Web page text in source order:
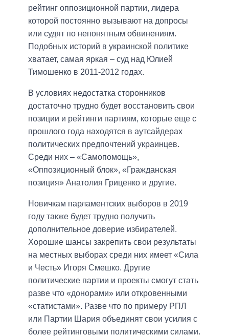
рейтинг оппозиционной партии, лидера
которой постоянно вызывают на допросы
или судят по непонятным обвинениям.
Подобных историй в украинской политике
хватает, самая яркая – суд над Юлией
Тимошенко в 2011-2012 годах.
В условиях недостатка сторонников
достаточно трудно будет восстановить свои
позиции и рейтинги партиям, которые еще с
прошлого года находятся в аутсайдерах
политических предпочтений украинцев.
Среди них – «Самопомощь»,
«Оппозиционный блок», «Гражданская
позиция» Анатолия Гриценко и другие.
Новичкам парламентских выборов в 2019
году также будет трудно получить
дополнительное доверие избирателей.
Хорошие шансы закрепить свои результаты
на местных выборах среди них имеет «Сила
и Честь» Игоря Смешко. Другие
политические партии и проекты смогут стать
разве что «донорами» или откровенными
«статистами». Разве что по примеру РПЛ
или Партии Шария объединят свои усилия с
более рейтинговыми политическими силами.